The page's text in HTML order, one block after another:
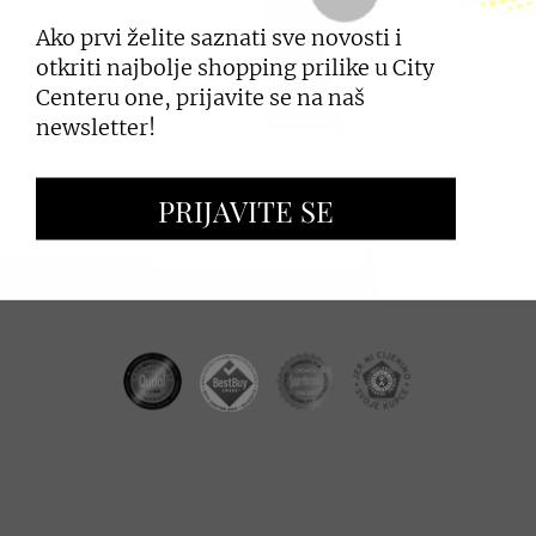
PRIJAVI SE
ZAKUP PROSTORA
OGLAŠAVANJE I PROMOCIJE
Ako prvi želite saznati sve novosti i
otkriti najbolje shopping prilike u City
Centeru one, prijavite se na naš
newsletter!
PRIJAVITE SE